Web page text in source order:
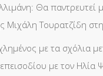
Θα παντρευτεί
Μιχάλη Τουρατζίδη
με τα σχόλια
με τον Ηλία